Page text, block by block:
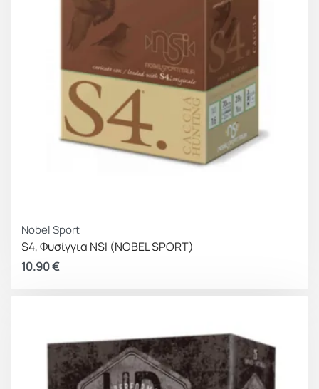
Nobel Sport
S4, Φυσίγγια NSI (NOBEL SPORT)
10.90€